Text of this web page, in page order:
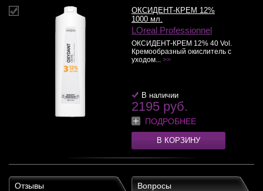
ОКСИДЕНТ-КРЕМ 12%
1000 мл.
LOreal Professionnel
ОКСИДЕНТ-КРЕМ 12% 40 Vol.
Кремообразный окислитель с
уходом... >>
В наличии
2195 руб.
ПОДРОБНЕЕ
В КОРЗИНУ
Отзывы Вопросы